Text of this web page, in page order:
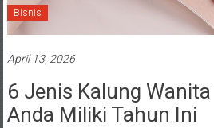
Bisnis
April 13, 2026
6 Jenis Kalung
Anda Miliki Tahun Ini